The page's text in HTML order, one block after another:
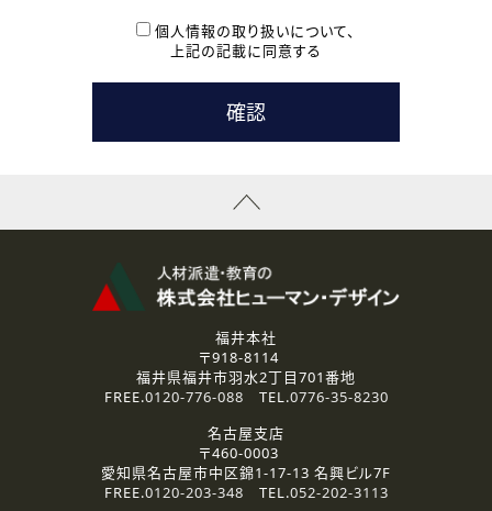
本登録に関するご連絡および本登録時の参考情報として利
たします。
( 3 ) スタッフ派遣を検討されている企業の皆様
お問い合わせの内容に回答するために利用いたします。
なお、ご連絡手段は、電話・Ｅメールのいずれかの方法とい
資料送付、受講相談に関するご連絡のために利用いたしま
その他、お問い合わせの内容に回答するために利用いたし
なお、ご連絡手段は、電話・Ｅメールのいずれかの方法とい
2.個人情報の第三者提供
ご提供いただいた個人情報は、法令等の規定に従う場合を除き、
3.個人情報の取り扱いの委託
弊社の定める個人情報保護の評価基準を満たした委託先に、個
人情報を委託する場合があります。
個人情報の取り扱いについて、
上記の記載に同意する
福井本社
〒918-8114
福井県福井市羽水2丁目701番地
FREE.0120-776-088 TEL.0776-35-8230
名古屋支店
〒460-0003
愛知県名古屋市中区錦1-17-13 名興ビル7F
FREE.0120-203-348 TEL.052-202-3113